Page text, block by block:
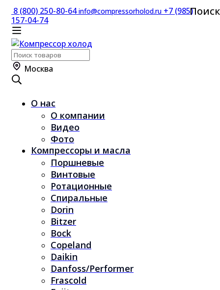
8 (800) 250-80-64info@compressorholod.ru +7 (985)
157-04-74
Поиск
по:
Поиск
Москва
О нас
О компании
Видео
Фото
Компрессоры и масла
Поршневые
Винтовые
Ротационные
Спиральные
Dorin
Bitzer
Bock
Copeland
Daikin
Danfoss/Performer
Frascold